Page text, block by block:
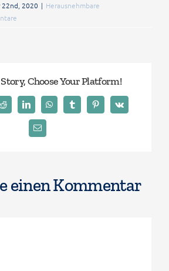
2020 | Herausnehmbare
Choose Your Platform!
Reddit LinkedInWhatsAppTumblrPinterest
Vk
E-
Mail
einen Kommentar